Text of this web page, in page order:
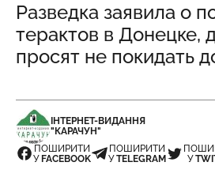
Разведка заявила о
терактов в Донецке,
просят не покидать
ІНТЕРНЕТ-ВИДАННЯ
"КАРАЧУН"
ПОШИРИТИ
У FACEBOOK
ПОШИРИТИ
УTELEGRAM
У